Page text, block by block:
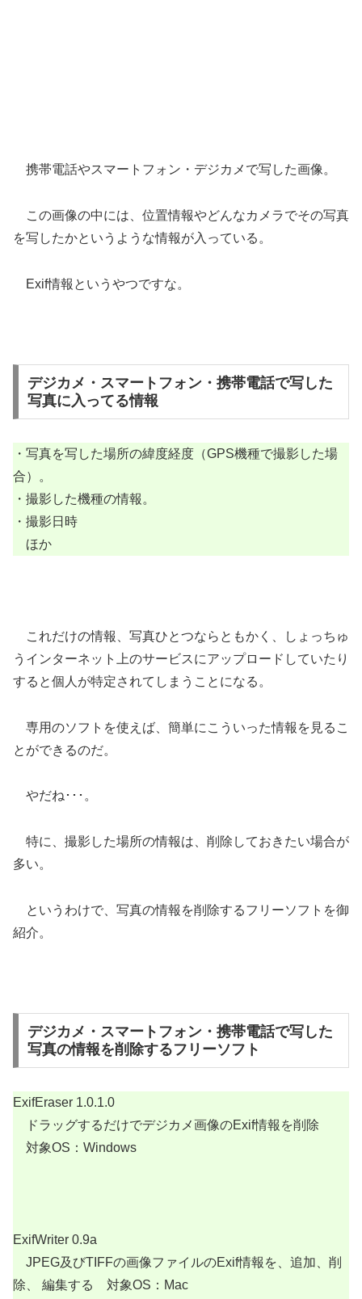
携帯電話やスマートフォン・デジカメで写した画像。
この画像の中には、位置情報やどんなカメラでその写真
を写したかというような情報が入っている。
Exif情報というやつですな。
デジカメ・スマートフォン・携帯電話で写した
写真に入ってる情報
・写真を写した場所の緯度経度（GPS機種で撮影した場
合）。
・撮影した機種の情報。
・撮影日時
ほか
これだけの情報、写真ひとつならともかく、しょっちゅ
うインターネット上のサービスにアップロードしていたり
すると個人が特定されてしまうことになる。
専用のソフトを使えば、簡単にこういった情報を見るこ
とができるのだ。
やだね･･･。
特に、撮影した場所の情報は、削除しておきたい場合が
多い。
というわけで、写真の情報を削除するフリーソフトを御
紹介。
デジカメ・スマートフォン・携帯電話で写した
写真の情報を削除するフリーソフト
ExifEraser 1.0.1.0
ドラッグするだけでデジカメ画像のExif情報を削除
対象OS：Windows
ExifWriter 0.9a
JPEG及びTIFFの画像ファイルのExif情報を、追加、削
除、 編集する 対象OS：Mac